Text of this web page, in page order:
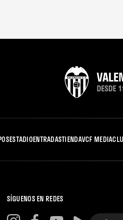
ESTADIOENTRADASTIENDAVCF MEDIA
SÍGUENOS EN REDES